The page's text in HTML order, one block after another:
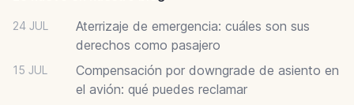
24 JUL
Aterrizaje de emergencia: cuáles son sus
derechos como pasajero
15 JUL
Compensación por downgrade de asiento en
el avión: qué puedes reclamar